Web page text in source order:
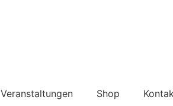
Veranstaltungen Shop